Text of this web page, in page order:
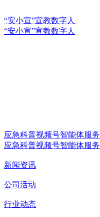
“安小宣”宣教数字人
“安小宣”宣教数字人
应急科普视频号智能体服务
应急科普视频号智能体服务
新闻资讯
公司活动
行业动态